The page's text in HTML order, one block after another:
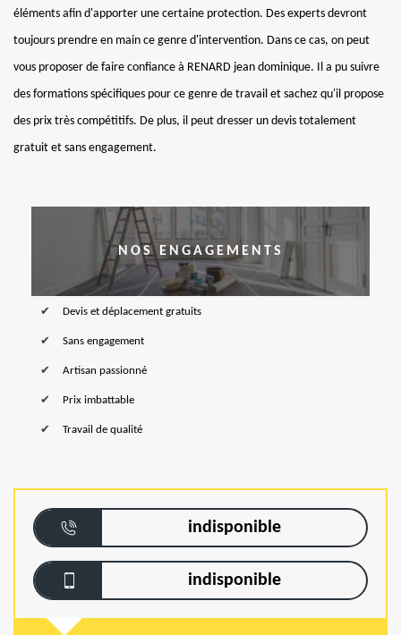
éléments afin d'apporter une certaine protection. Des experts devront
toujours prendre en main ce genre d'intervention. Dans ce cas, on peut
vous proposer de faire confiance à RENARD jean dominique. Il a pu suivre
des formations spécifiques pour ce genre de travail et sachez qu'il propose
des prix très compétitifs. De plus, il peut dresser un devis totalement
gratuit et sans engagement.
NOS ENGAGEMENTS
Devis et déplacement gratuits
Sans engagement
Artisan passionné
Prix imbattable
Travail de qualité
indisponible
indisponible